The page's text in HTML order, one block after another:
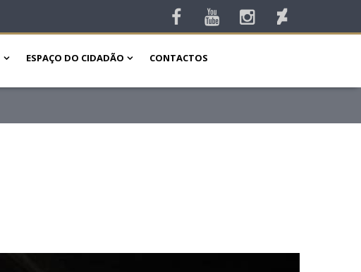
ESPAÇO DO CIDADÃO CONTACTOS